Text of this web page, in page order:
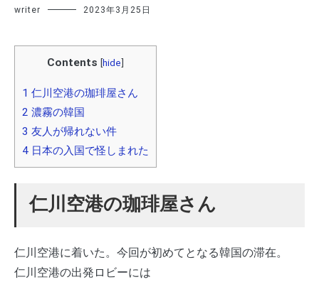
writer 2023年3月25日
Contents [hide]
1 仁川空港の珈琲屋さん
2 濃霧の韓国
3 友人が帰れない件
4 日本の入国で怪しまれた
仁川空港の珈琲屋さん
仁川空港に着いた。今回が初めてとなる韓国の滞在。
仁川空港の出発ロビーには